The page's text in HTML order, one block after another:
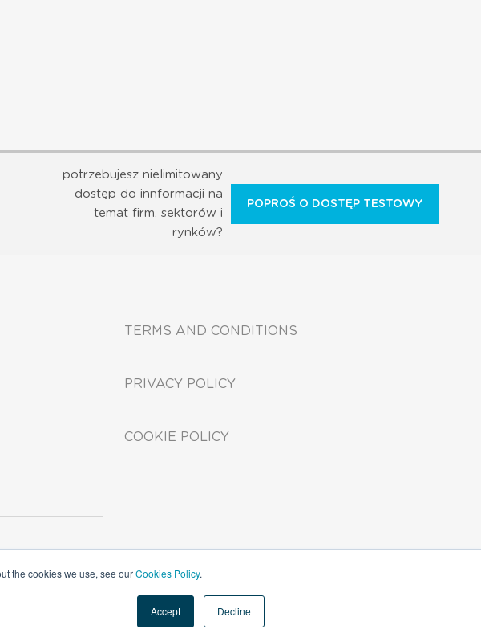
the cookies we use, see ourCookies Policy.
Accept Decline
potrzebujesz nielimitowany
dostęp do innformacji na
temat firm, sektorów i
rynków?
POPROŚ O DOSTĘP TESTOWY
TERMS AND CONDITIONS
PRIVACY POLICY
COOKIE POLICY